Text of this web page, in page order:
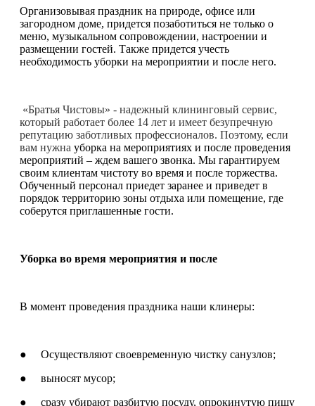
Организовывая праздник на природе, офисе или
загородном доме, придется позаботиться не только о
меню, музыкальном сопровождении, настроении и
размещении гостей. Также придется учесть
необходимость уборки на мероприятии и после него.
«Братья Чистовы» - надежный клининговый сервис,
который работает более 14 лет и имеет безупречную
репутацию заботливых профессионалов. Поэтому, если
вам нужна уборка на мероприятиях и после проведения
мероприятий – ждем вашего звонка. Мы гарантируем
своим клиентам чистоту во время и после торжества.
Обученный персонал приедет заранее и приведет в
порядок территорию зоны отдыха или помещение, где
соберутся приглашенные гости.
Уборка во время мероприятия и после
В момент проведения праздника наши клинеры:
● Осуществляют своевременную чистку санузлов;
● выносят мусор;
● сразу убирают разбитую посуду, опрокинутую пищу